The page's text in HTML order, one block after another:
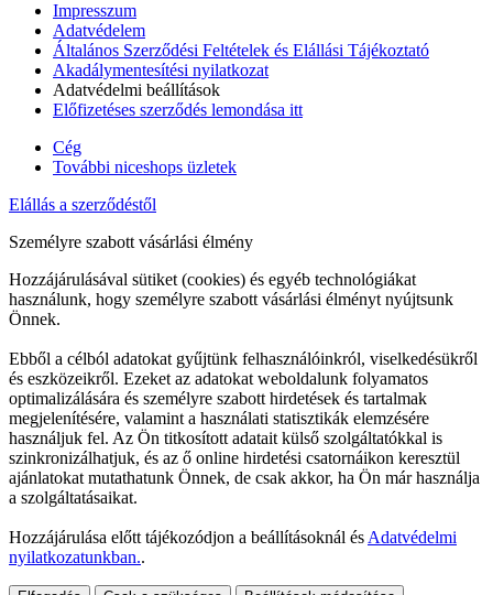
Impresszum
Adatvédelem
Általános Szerződési Feltételek és Elállási Tájékoztató
Akadálymentesítési nyilatkozat
Adatvédelmi beállítások
Előfizetéses szerződés lemondása itt
Cég
További niceshops üzletek
Elállás a szerződéstől
Személyre szabott vásárlási élmény
Hozzájárulásával sütiket (cookies) és egyéb technológiákat
használunk, hogy személyre szabott vásárlási élményt nyújtsunk
Önnek.
Ebből a célból adatokat gyűjtünk felhasználóinkról, viselkedésükről
és eszközeikről. Ezeket az adatokat weboldalunk folyamatos
optimalizálására és személyre szabott hirdetések és tartalmak
megjelenítésére, valamint a használati statisztikák elemzésére
használjuk fel. Az Ön titkosított adatait külső szolgáltatókkal is
szinkronizálhatjuk, és az ő online hirdetési csatornáikon keresztül
ajánlatokat mutathatunk Önnek, de csak akkor, ha Ön már használja
a szolgáltatásaikat.
Hozzájárulása előtt tájékozódjon a beállításoknál és Adatvédelmi
nyilatkozatunkban..